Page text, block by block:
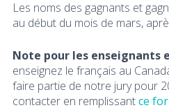
Les noms des gagnants et
au début du mois de mars,
Note pour les enseignants
enseignez le français au
faire partie de notre jury pour
contacter en remplissantce